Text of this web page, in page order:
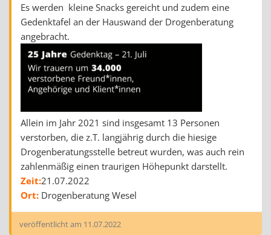
Es werden kleine Snacks gereicht und zudem eine
Gedenktafel an der Hauswand der Drogenberatung
angebracht.
Allein im Jahr 2021 sind insgesamt 13 Personen
verstorben, die z.T. langjährig durch die hiesige
Drogenberatungsstelle betreut wurden, was auch rein
zahlenmäßig einen traurigen Höhepunkt darstellt.
Zeit:21.07.2022
Ort: Drogenberatung Wesel
veröffentlicht am 11.07.2022